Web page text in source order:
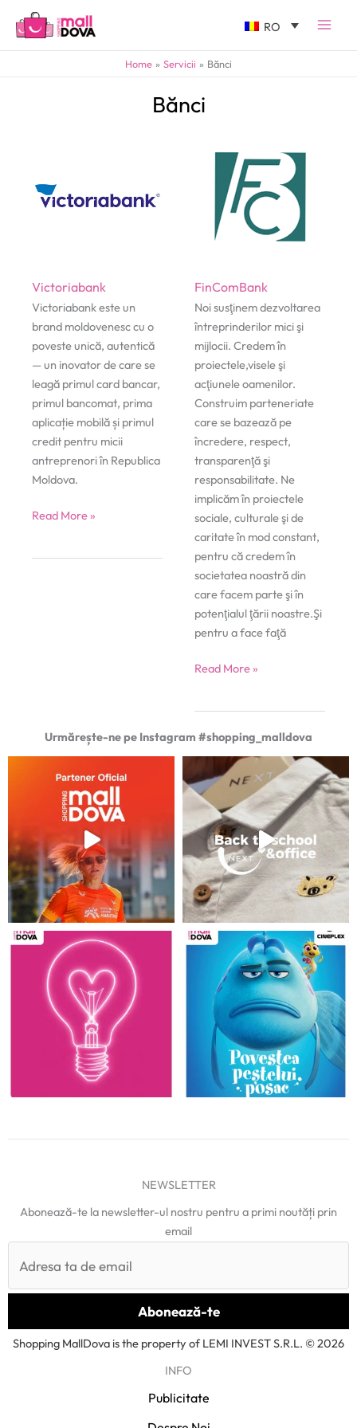
RO
Home Servicii Bănci
Bănci
Victoriabank
Victoriabank este un
brand moldovenesc cu o
poveste unică, autentică
— un inovator de care se
leagă primul card bancar,
primul bancomat, prima
aplicație mobilă și primul
credit pentru micii
antreprenori în Republica
Moldova.
Victoriabank
Read More »
FinComBank
Noi susţinem dezvoltarea
întreprinderilor mici şi
mijlocii. Credem în
proiectele,visele şi
acţiunele oamenilor.
Construim parteneriate
care se bazează pe
încredere, respect,
transparenţă şi
responsabilitate. Ne
implicăm în proiectele
sociale, culturale şi de
caritate în mod constant,
pentru că credem în
societatea noastră din
care facem parte şi în
potenţialul ţării noastre.Şi
pentru a face faţă
FinComBank
Read More »
Urmărește-ne pe Instagram #shopping_malldova
NEWSLETTER
Abonează-te la newsletter-ul nostru pentru a primi noutăți prin
email
Shopping MallDova is the property of LEMI INVEST S.R.L. © 2026
INFO
Publicitate